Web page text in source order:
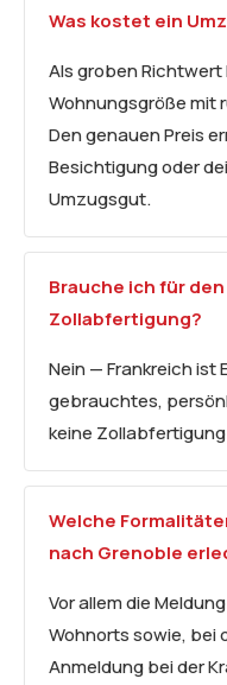
Was kostet ein
Als groben
Wohnungsgröße mit
Den genauen Preis
Besichtigung oder
Umzugsgut.
Brauche ich für
Zollabfertigung?
Nein — Frankreich ist
gebrauchtes,
keine
Welche
nach Grenoble
Vor allem die
Wohnorts sowie, bei
Anmeldung bei der